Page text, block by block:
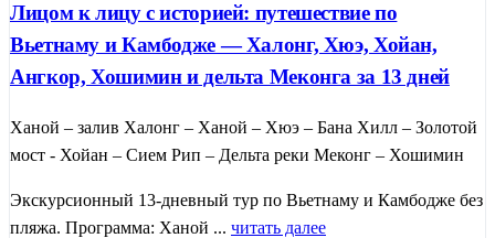
Лицом к лицу с историей: путешествие по
Вьетнаму и Камбодже — Халонг, Хюэ, Хойан,
Ангкор, Хошимин и дельта Меконга за 13 дней
Ханой – залив Халонг – Ханой – Хюэ – Бана Хилл – Золотой
мост - Хойан – Сием Рип – Дельта реки Меконг – Хошимин
Экскурсионный 13-дневный тур по Вьетнаму и Камбодже без
пляжа. Программа: Ханой ... читать далее